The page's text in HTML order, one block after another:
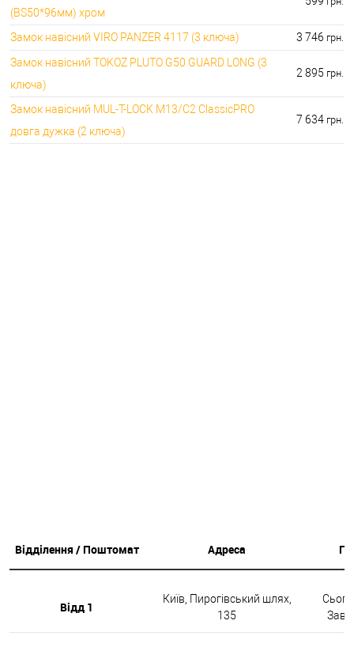
(BS50*96мм) хром
Замок навісний VIRO PANZER 4117 (3 ключа) 3 746 грн.
Замок навісний TOKOZ PLUTO G50 GUARD LONG (3
ключа)
2 895 грн.
Замок навісний MUL-T-LOCK M13/C2 ClassicPRO
довга дужка (2 ключа)
7 634 грн.
Відділення / Поштомат Адреса
Відд 1
Київ, Пирогівський шлях,
135